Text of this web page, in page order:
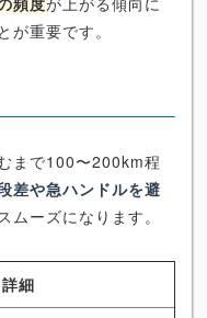
重要です。
まで100〜200km程
差や急ハンドルを避
ムーズになります。
詳細